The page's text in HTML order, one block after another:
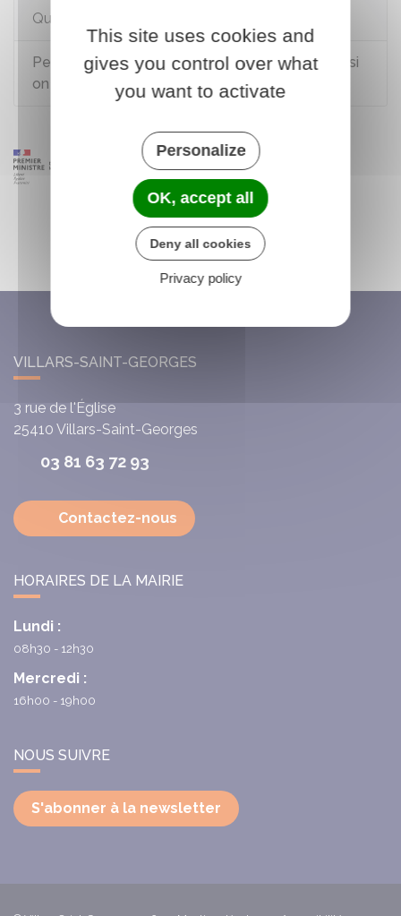
Questions ? Réponses !
Peut-on percevoir le RSA ou la prime d'activité si
on réside hors de France ?
VILLARS-SAINT-GEORGES
3 rue de l'Église
25410 Villars-Saint-Georges
03 81 63 72 93
Contactez-nous
HORAIRES DE LA MAIRIE
Lundi :
08h30 - 12h30
Mercredi :
16h00 - 19h00
NOUS SUIVRE
S'abonner à la newsletter
This site uses cookies and
gives you control over what
you want to activate
Personalize
OK, accept all
Deny all cookies
Privacy policy